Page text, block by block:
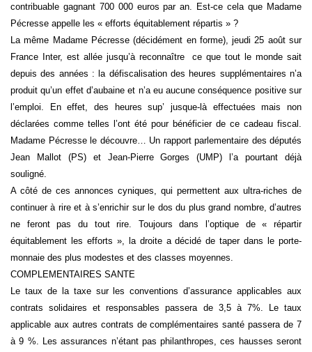
contribuable gagnant 700 000 euros par an. Est-ce cela que Madame
Pécresse appelle les « efforts équitablement répartis » ?
La même Madame Pécresse (décidément en forme), jeudi 25 août sur
France Inter, est allée jusqu’à reconnaître ce que tout le monde sait
depuis des années : la défiscalisation des heures supplémentaires n’a
produit qu’un effet d’aubaine et n’a eu aucune conséquence positive sur
l’emploi. En effet, des heures sup’ jusque-là effectuées mais non
déclarées comme telles l’ont été pour bénéficier de ce cadeau fiscal.
Madame Pécresse le découvre… Un rapport parlementaire des députés
Jean Mallot (PS) et Jean-Pierre Gorges (UMP) l’a pourtant déjà
souligné.
A côté de ces annonces cyniques, qui permettent aux ultra-riches de
continuer à rire et à s’enrichir sur le dos du plus grand nombre, d’autres
ne feront pas du tout rire. Toujours dans l’optique de « répartir
équitablement les efforts », la droite a décidé de taper dans le porte-
monnaie des plus modestes et des classes moyennes.
COMPLEMENTAIRES SANTE
Le taux de la taxe sur les conventions d’assurance applicables aux
contrats solidaires et responsables passera de 3,5 à 7%. Le taux
applicable aux autres contrats de complémentaires santé passera de 7
à 9 %. Les assurances n’étant pas philanthropes, ces hausses seront